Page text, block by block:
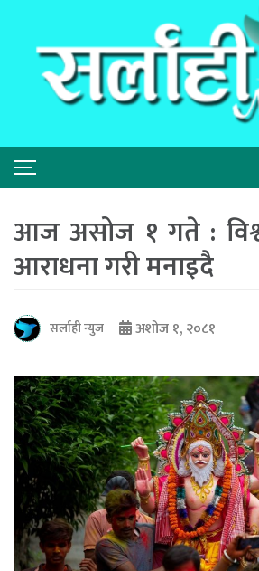
आज असोज १ गते :
आराधना गरी मनाइदै
सर्लाही न्युज अशोज १, २०८१